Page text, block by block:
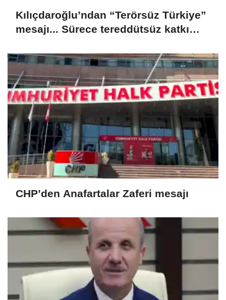
Kılıçdaroğlu’ndan “Terörsüz Türkiye”
mesajı... Sürece tereddütsüz katkı
CHP’den Anafartalar Zaferi mesajı